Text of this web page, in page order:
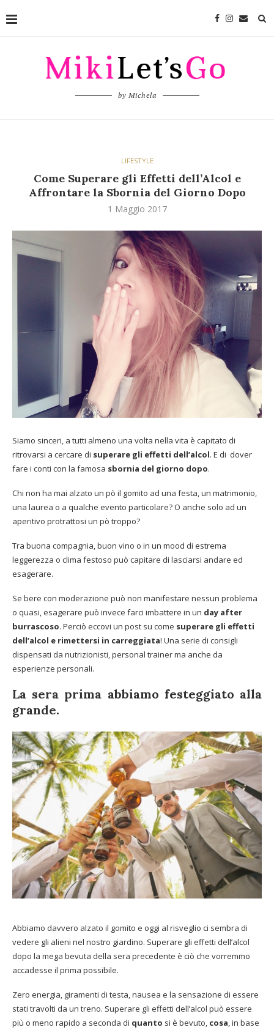
by Michela
LIFESTYLE
Come Superare gli Effetti dell’Alcol e
Affrontare la Sbornia del Giorno Dopo
1 Maggio 2017
Siamo sinceri, a tutti almeno una volta nella vita è capitato di
ritrovarsi a cercare di superare gli effetti dell’alcol. E di dover
fare i conti con la famosa sbornia del giorno dopo.
Chi non ha mai alzato un pò il gomito ad una festa, un matrimonio,
una laurea o a qualche evento particolare? O anche solo ad un
aperitivo protrattosi un pò troppo?
Tra buona compagnia, buon vino o in un mood di estrema
leggerezza o clima festoso può capitare di lasciarsi andare ed
esagerare.
Se bere con moderazione può non manifestare nessun problema
o quasi, esagerare può invece farci imbattere in un day after
burrascoso. Perciò eccovi un post su come superare gli effetti
dell’alcol e rimettersi in carreggiata! Una serie di consigli
dispensati da nutrizionisti, personal trainer ma anche da
esperienze personali.
La sera prima abbiamo festeggiato alla
grande.
Abbiamo davvero alzato il gomito e oggi al risveglio ci sembra di
vedere gli alieni nel nostro giardino. Superare gli effetti dell’alcol
dopo la mega bevuta della sera precedente è ciò che vorremmo
accadesse il prima possibile.
Zero energia, giramenti di testa, nausea e la sensazione di essere
stati travolti da un treno. Superare gli effetti dell’alcol può essere
più o meno rapido a seconda di quanto si è bevuto, cosa, in base